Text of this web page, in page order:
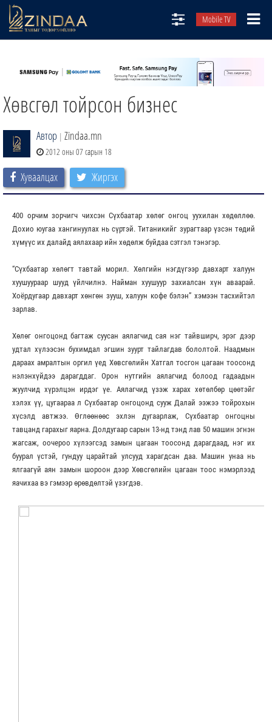
Mobile TV
ТВ8
ӨГЛӨӨНИЙ СОНИН
ЗИНДАА СЭТГҮҮЛ
Хөвсгөл тойрсон бизнес
Автор | Zindaa.mn
2012 оны 07 сарын 18
Хуваалцах Жиргэх
400 орчим зорчигч чихсэн Сүхбаатар хөлөг онгоц уухилан хөдөллөө.
Дохио юугаа хангинуулах нь сүртэй. Титаникийг зурагтаар үзсэн төдий
хүмүүс их далайд аялахаар ийн хөдөлж буйдаа сэтгэл тэнэгэр.
“Сүхбаатар хөлөгт тавтай морил. Хөлгийн нэгдүгээр давхарт халуун
хуушуураар шууд үйлчилнэ. Найман хуушуур захиалсан хүн аваарай.
Хоёрдугаар давхарт хөнгөн зууш, халуун кофе бэлэн” хэмээн тасхийтэл
зарлав.
Хөлөг онгоцонд багтаж суусан аялагчид сая нэг тайвширч, эрэг дээр
удтал хүлээсэн бухимдал эгшин зуурт тайлагдав бололтой. Наадмын
дараах амралтын оргил үед Хөвсгөлийн Хатгал тосгон цагаан тоосонд
нэлэнхүйдээ дарагддаг. Орон нутгийн аялагчид болоод гадаадын
жуулчид хүрэлцэн ирдэг үе. Аялагчид үзэж харах хөтөлбөр цөөтэйг
хэлэх үү, цугаараа л Сүхбаатар онгоцонд сууж Далай ээжээ тойрохын
хүсэлд автжээ. Өглөөнөөс эхлэн дугаарлаж, Сүхбаатар онгоцны
тавцанд гарахыг яарна. Долдугаар сарын 13-нд тэнд лав 50 машин эгнэн
жагсаж, оочероо хүлээгсэд замын цагаан тоосонд дарагдаад, нэг их
буурал үстэй, гундуу царайтай улсууд харагдсан даа. Машин унаа нь
ялгаагүй аян замын шороон дээр Хөвсгөлийн цагаан тоос нэмэрлээд
яачихаа вэ гэмээр өрөвдөлтэй үзэгдэв.